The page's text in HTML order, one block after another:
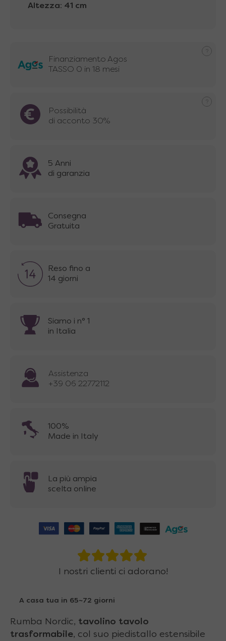
Altezza: 41 cm
Finanziamento Agos
TASSO 0 in 18 mesi
Possibilità
di acconto 30%
5 Anni
di garanzia
Consegna
Gratuita
Reso fino a
14 giorni
Siamo i n° 1
in Italia
Assistenza
+39 06 22772112
100%
Made in Italy
La più ampia
scelta online
I nostri clienti ci adorano!
A casa tua in 65~72 giorni
Rumba Nordic, tavolino tavolo
trasformabile, col suo piedistallo estensibile